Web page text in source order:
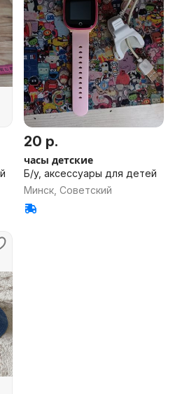
20 р.
часы детские
Б/у, аксессуары для детей
Минск, Советский